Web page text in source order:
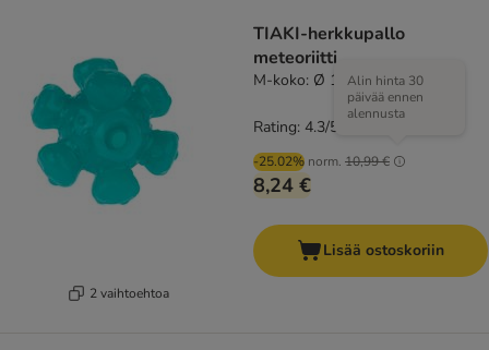
2 vaihtoehtoa
TIAKI-herkkupallo
meteoriitti
M-koko: Ø 12,5 cm
-25.02% norm. 10,99 €
Alin hinta 30
päivää ennen
alennusta
8,24 €
Rating: 4.3/5
Lisää ostoskoriin